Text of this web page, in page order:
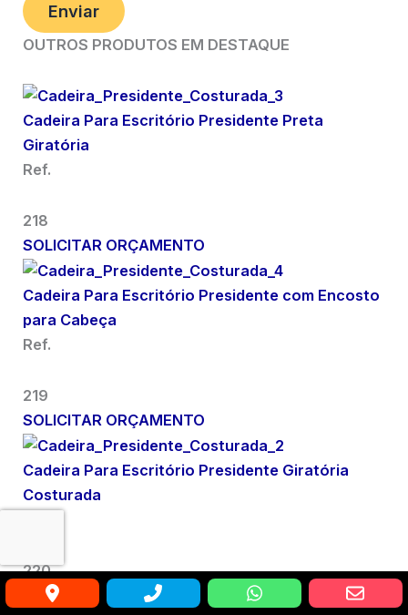
Enviar
OUTROS PRODUTOS EM DESTAQUE
Cadeira Para Escritório Presidente Preta
Giratória
Ref.
218
SOLICITAR ORÇAMENTO
Cadeira Para Escritório Presidente com Encosto
para Cabeça
Ref.
219
SOLICITAR ORÇAMENTO
Cadeira Para Escritório Presidente Giratória
Costurada
220
SOLICITAR ORÇAMENTO